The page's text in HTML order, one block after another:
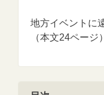
地方イベントに
（本文24ページ）